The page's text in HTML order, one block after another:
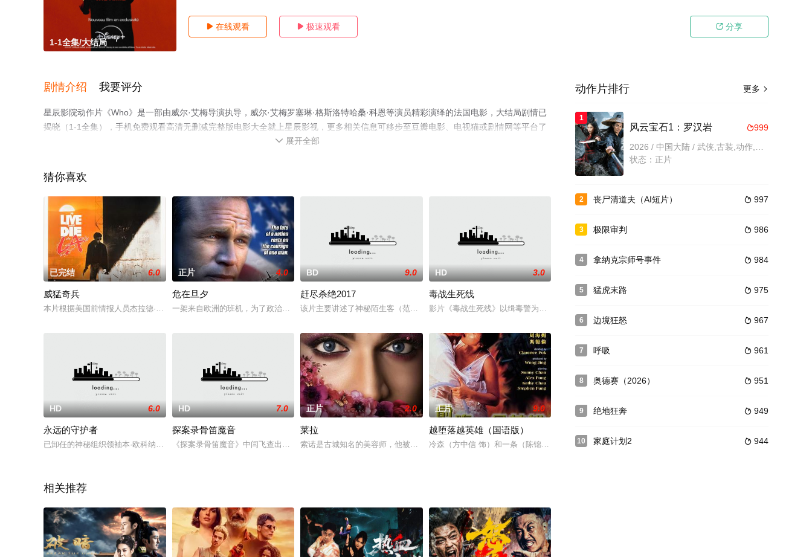
1-1全集/大结局
 在线观看  极速观看  分享
剧情介绍 我要评分
星辰影院动作片《Who》是一部由威尔·艾梅导演执导，威尔·艾梅罗塞琳·格斯洛特哈桑·科恩等演员精彩演绎的法国电影，大结局剧情已
揭晓（1-1全集），手机免费观看高清无删减完整版电影大全就上星辰影视，更多相关信息可移步至豆瓣电影、电视猫或剧情网等平台了
 展开全部
猜你喜欢
已完结 6.0
威猛奇兵
本片根据美国前情报人员杰拉德·佩特维奇的一本小说《洛杉矶的生与死》改编而成。剧情描述洛城警探威廉•彼得森
正片 4.0
危在旦夕
一架来自欧洲的班机，为了政治任务要飞越美国领空。在机上，总统候选人史都特带了一片可以结束战争的磁片，同行
BD 9.0
赶尽杀绝2017
该片主要讲述了神秘陌生客（范达姆）枪战后被送进医院，外国匪帮明目张胆地追捕他到医院，而他的护士则是这次追
HD 3.0
毒战生死线
影片《毒战生死线》以缉毒警为人物原型，讲述边境缉毒警齐思宇得知与警方火拼的制毒犯罪集团二号人物是
HD 6.0
永远的守护者
已卸任的神秘组织领袖本·欧科纳（李·梅治）饰在拉斯·维加斯的一场扑克赌博中获取暴利，决定和他的两个搭档-
HD 7.0
探案录骨笛魔音
《探案录骨笛魔音》中闫飞查出上海近期发生的离奇命案真凶乃丧失神识力大无穷的改造人，改造人四处杀人令社会大
正片 2.0
莱拉
索诺是古城知名的美容师，他被迫乔装成莱拉，从而引发了一系列喜剧、浪漫和动作片事件。在这部令人捧腹的笑剧中
正片 9.0
越堕落越英雄（国语版）
冷森（方中信 饰）和一条（陈锦鸿 饰）是情同手足的好兄弟，两人同为被黑帮雇佣的金牌杀手，干得尽是一
相关推荐
更多 
动作片排行
1
999
风云宝石1：罗汉岩
状态：正片
2  997
丧尸清道夫（AI短片）
3  986
极限审判
4  984
拿纳克宗师号事件
5  975
猛虎末路
6  967
边境狂怒
7  961
呼吸
8  951
奥德赛（2026）
9  949
绝地狂奔
10  944
家庭计划2